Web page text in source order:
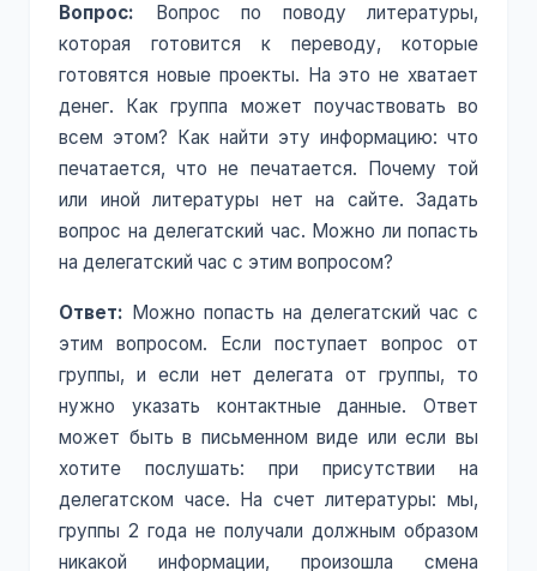
Вопрос:
Вопрос по поводу литературы,
которая готовится к переводу, которые
готовятся новые проекты. На это не хватает
денег. Как группа может поучаствовать во
всем этом? Как найти эту информацию: что
печатается, что не печатается. Почему той
или иной литературы нет на сайте. Задать
вопрос на делегатский час. Можно ли попасть
на делегатский час с этим вопросом?
Ответ:
Можно попасть на делегатский час с
этим вопросом. Если поступает вопрос от
группы, и если нет делегата от группы, то
нужно указать контактные данные. Ответ
может быть в письменном виде или если вы
хотите послушать: при присутствии на
делегатском часе. На счет литературы: мы,
группы 2 года не получали должным образом
никакой информации, произошла смена